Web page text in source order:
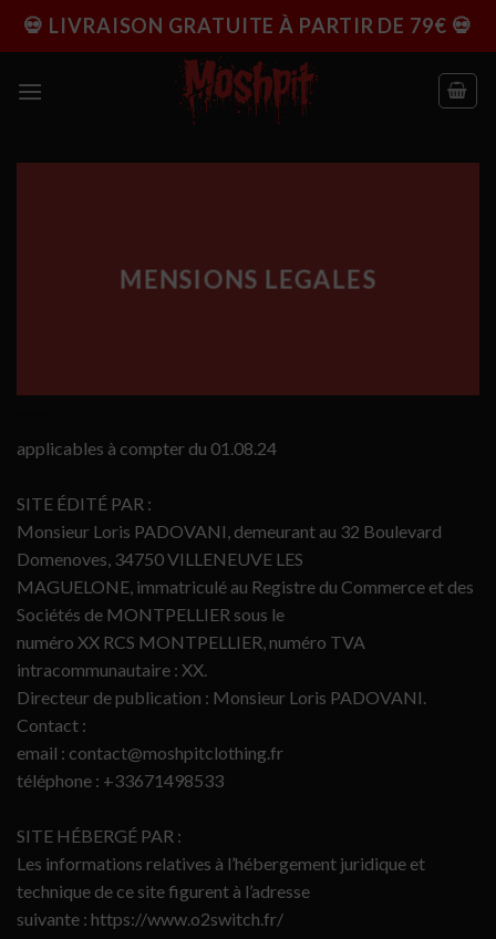
Passer
💀 LIVRAISON GRATUITE À PARTIR DE 79€ 💀
MENSIONS LEGALES
applicables à compter du 01.08.24
SITE ÉDITÉ PAR :
Monsieur Loris PADOVANI, demeurant au 32 Boulevard
Domenoves, 34750 VILLENEUVE LES
MAGUELONE, immatriculé au Registre du Commerce et des
Sociétés de MONTPELLIER sous le
numéro XX RCS MONTPELLIER, numéro TVA
intracommunautaire : XX.
Directeur de publication : Monsieur Loris PADOVANI.
Contact :
email : contact@moshpitclothing.fr
téléphone : +33671498533
SITE HÉBERGÉ PAR :
Les informations relatives à l’hébergement juridique et
technique de ce site figurent à l’adresse
suivante : https://www.o2switch.fr/